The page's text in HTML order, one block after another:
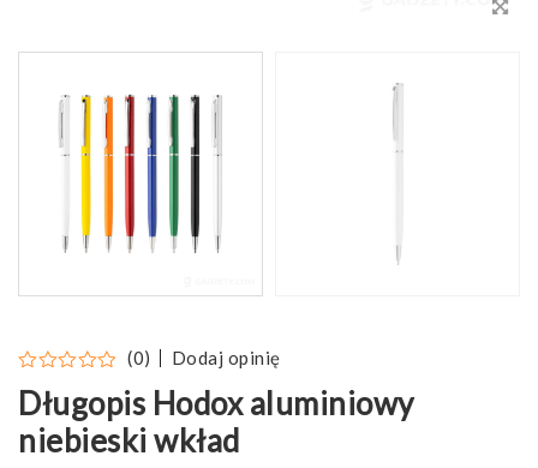
(0) Dodaj opinię
Długopis Hodox aluminiowy
niebieski wkład